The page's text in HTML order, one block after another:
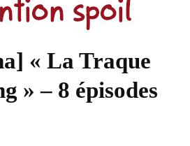
« La Traque
» – 8 épisodes